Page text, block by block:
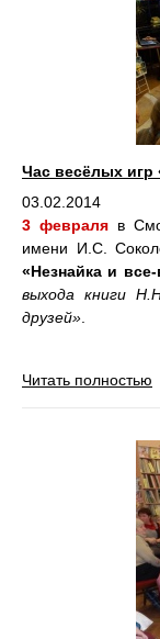
Час весёлых игр
03.02.2014
3 февраля в
имени И.С.
«Незнайка и все-
выхода книги
друзей»
Читать полностью